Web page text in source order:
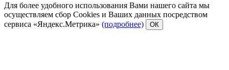
Для более удобного использования Вами нашего сайта мы
осуществляем сбор Cookies и Ваших данных посредством
сервиса «Яндекс.Метрика» (подробнее) ОК